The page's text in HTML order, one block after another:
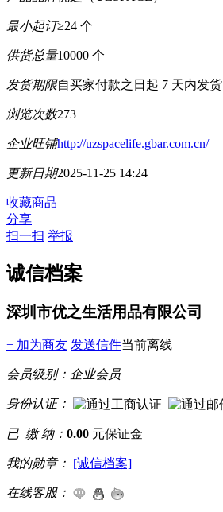
最小起订≥24 个
供货总量10000 个
发货期限自买家付款之日起 7 天内发货
浏览次数273
企业旺铺http://uzspacelife.gbar.com.cn/
更新日期2025-11-25 14:24
收藏商品
分享
扫一扫 举报
诚信档案
深圳市优之生活用品有限公司
+ 加为商友 发送信件当前离线
会员级别： 企业会员
身份认证：
已 缴 纳： 0.00 元保证金
我的勋章： [诚信档案]
在线客服：